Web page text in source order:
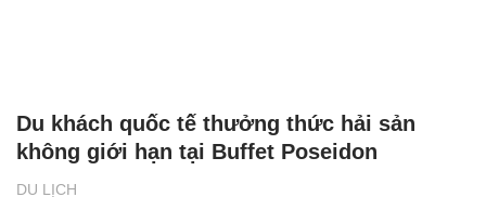
DU LỊCH
Du khách quốc tế thưởng thức hải sản
không giới hạn tại Buffet Poseidon